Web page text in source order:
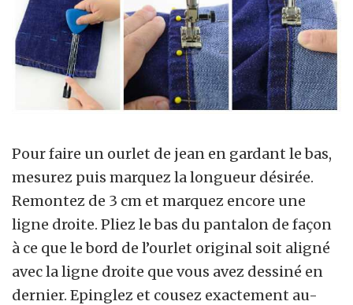
Pour faire un ourlet de jean en gardant le bas,
mesurez puis marquez la longueur désirée.
Remontez de 3 cm et marquez encore une
ligne droite. Pliez le bas du pantalon de façon
à ce que le bord de l’ourlet original soit aligné
avec la ligne droite que vous avez dessiné en
dernier. Epinglez et cousez exactement au-